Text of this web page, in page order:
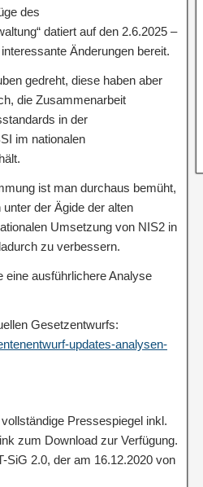
des
datiert auf den 2.6.2025 –
Änderungen bereit.
gedreht, diese haben aber
die Zusammenarbeit
in der
im nationalen
ist man durchaus bemüht,
der Ägide der alten
Umsetzung von NIS2 in
zu verbessern.
eine ausführlichere Analyse
Gesetzentwurfs:
updates-analysen-
Pressespiegel inkl.
zum Download zur Verfügung.
SiG 2.0, der am 16.12.2020 von